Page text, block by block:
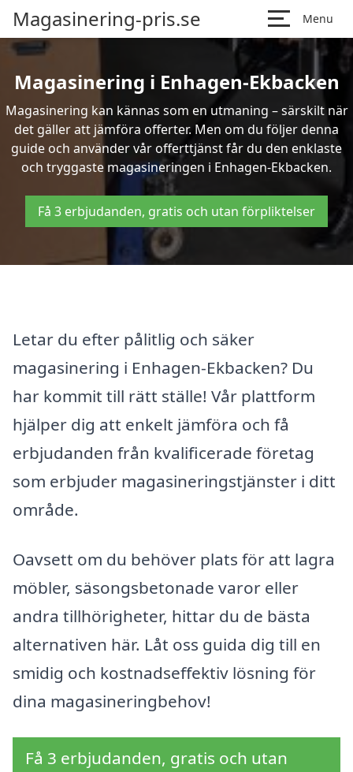
Magasinering-pris.se Menu
Magasinering i Enhagen-Ekbacken
Magasinering kan kännas som en utmaning – särskilt när
det gäller att jämföra offerter. Men om du följer denna
guide och använder vår offerttjänst får du den enklaste
och tryggaste magasineringen i Enhagen-Ekbacken.
Få 3 erbjudanden, gratis och utan förpliktelser
Letar du efter pålitlig och säker
magasinering i Enhagen-Ekbacken? Du
har kommit till rätt ställe! Vår plattform
hjälper dig att enkelt jämföra och få
erbjudanden från kvalificerade företag
som erbjuder magasineringstjänster i ditt
område.
Oavsett om du behöver plats för att lagra
möbler, säsongsbetonade varor eller
andra tillhörigheter, hittar du de bästa
alternativen här. Låt oss guida dig till en
smidig och kostnadseffektiv lösning för
dina magasineringbehov!
Få 3 erbjudanden, gratis och utan